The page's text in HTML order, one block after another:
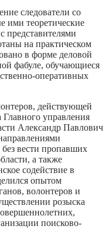
следователи со
ими теоретические
представителями
на практическом
в форме деловой
фабуле, обучающиеся
оперативных
действующей
управления
Александр Павлович
без вести пропавших
а также
содействие в
опытом
волонтеров и
розыска
поисково-